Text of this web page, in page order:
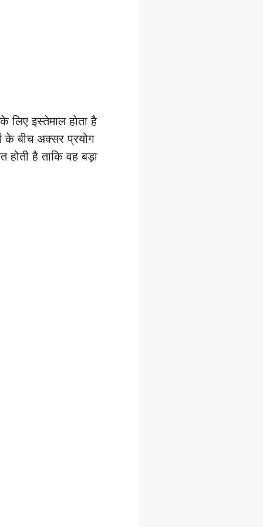
इस्तेमाल होता है
बीच अक्सर प्रयोग
है ताकि वह बड़ा